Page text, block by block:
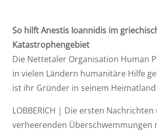
So hilft Anestis Ioannidis im
Katastrophengebiet
Die Nettetaler Organisation Human
in vielen Ländern humanitäre Hilfe
ist ihr Gründer in seinem Heimatland
LOBBERICH | Die ersten
verheerenden Überschwemmungen